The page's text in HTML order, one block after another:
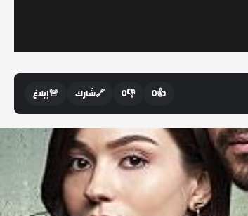
👍
0
👎
0
🔗شارك 🚨إبلاغ